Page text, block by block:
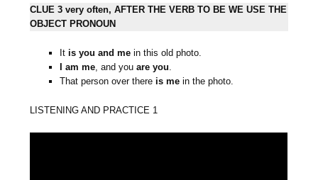
CLUE 3 very often, AFTER THE VERB TO BE WE USE THE
OBJECT PRONOUN
It is you and me in this old photo.
I am me, and youare you.
That person over there is me in the photo.
LISTENING AND PRACTICE 1